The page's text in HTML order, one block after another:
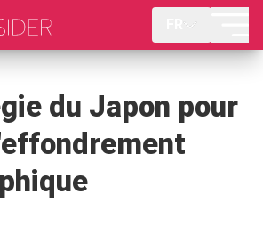
du Japon pour